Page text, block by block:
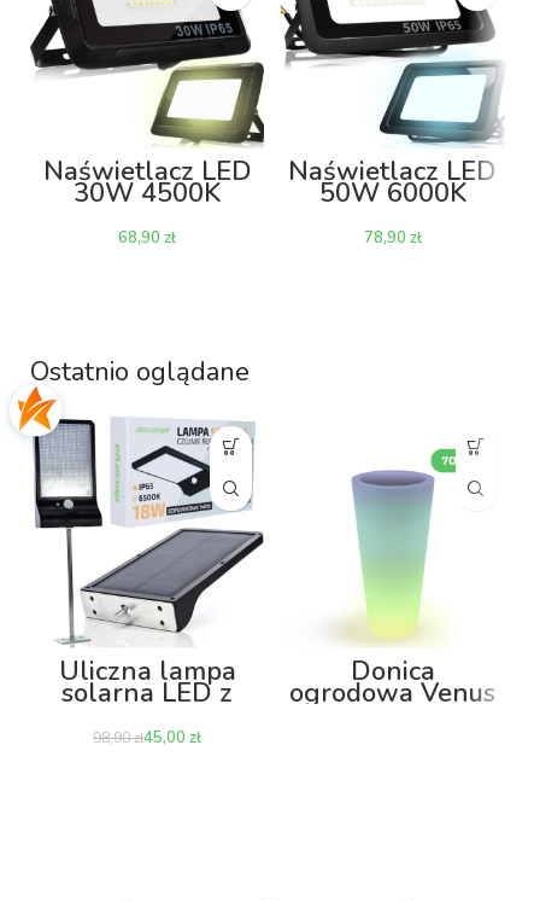
Naświetlacz LED
30W 4500K
zł
Naświetlacz LED
50W 6000K
zł
Ostatnio oglądane
Uliczna lampa
solarna LED z
i zmierzchu 18W
98,90zł45,00 zł
Donica
ogrodowa Venus